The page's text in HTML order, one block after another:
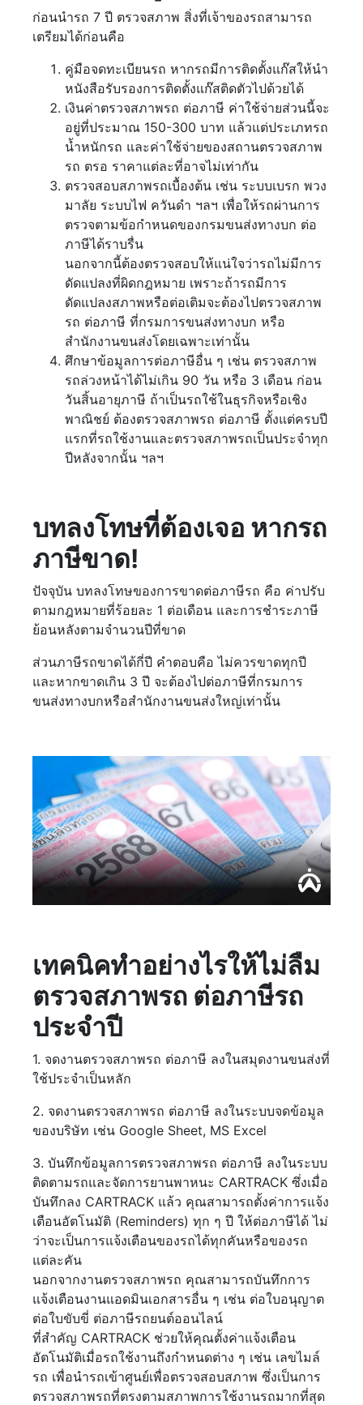
ก่อนนำรถ 7 ปี ตรวจสภาพ สิ่งที่เจ้าของรถสามารถ
เตรียมได้ก่อนคือ
คู่มือจดทะเบียนรถ หากรถมีการติดตั้งแก๊สให้นำ
หนังสือรับรองการติดตั้งแก๊สติดตัวไปด้วยได้
เงินค่าตรวจสภาพรถ ต่อภาษี ค่าใช้จ่ายส่วนนี้จะ
อยู่ที่ประมาณ 150-300 บาท แล้วแต่ประเภทรถ
น้ำหนักรถ และค่าใช้จ่ายของสถานตรวจสภาพ
รถ ตรอ ราคาแต่ละที่อาจไม่เท่ากัน
ตรวจสอบสภาพรถเบื้องต้น เช่น ระบบเบรก พวง
มาลัย ระบบไฟ ควันดำ ฯลฯ เพื่อให้รถผ่านการ
ตรวจตามข้อกำหนดของกรมขนส่งทางบก ต่อ
ภาษีได้ราบรื่น
นอกจากนี้ต้องตรวจสอบให้แน่ใจว่ารถไม่มีการ
ดัดแปลงที่ผิดกฎหมาย เพราะถ้ารถมีการ
ดัดแปลงสภาพหรือต่อเติมจะต้องไปตรวจสภาพ
รถ ต่อภาษี ที่กรมการขนส่งทางบก หรือ
สำนักงานขนส่งโดยเฉพาะเท่านั้น
ศึกษาข้อมูลการต่อภาษีอื่น ๆ เช่น ตรวจสภาพ
รถล่วงหน้าได้ไม่เกิน 90 วัน หรือ 3 เดือน ก่อน
วันสิ้นอายุภาษี ถ้าเป็นรถใช้ในธุรกิจหรือเชิง
พาณิชย์ ต้องตรวจสภาพรถ ต่อภาษี ตั้งแต่ครบปี
แรกที่รถใช้งานและตรวจสภาพรถเป็นประจำทุก
ปีหลังจากนั้น ฯลฯ
บทลงโทษที่ต้องเจอ หากรถ
ภาษีขาด!
ปัจจุบัน บทลงโทษของการขาดต่อภาษีรถ คือ ค่าปรับ
ตามกฎหมายที่ร้อยละ 1 ต่อเดือน และการชำระภาษี
ย้อนหลังตามจำนวนปีที่ขาด
ส่วนภาษีรถขาดได้กี่ปี คำตอบคือ ไม่ควรขาดทุกปี
และหากขาดเกิน 3 ปี จะต้องไปต่อภาษีที่กรมการ
ขนส่งทางบกหรือสำนักงานขนส่งใหญ่เท่านั้น
เทคนิคทำอย่างไรให้ไม่ลืม
ตรวจสภาพรถ ต่อภาษีรถ
ประจำปี
1. จดงานตรวจสภาพรถ ต่อภาษี ลงในสมุดงานขนส่งที่
ใช้ประจำเป็นหลัก
2. จดงานตรวจสภาพรถ ต่อภาษี ลงในระบบจดข้อมูล
ของบริษัท เช่น Google Sheet, MS Excel
3. บันทึกข้อมูลการตรวจสภาพรถ ต่อภาษี ลงในระบบ
ติดตามรถและจัดการยานพาหนะ CARTRACK ซึ่งเมื่อ
บันทึกลง CARTRACK แล้ว คุณสามารถตั้งค่าการแจ้ง
เตือนอัตโนมัติ (Reminders) ทุก ๆ ปี ให้ต่อภาษีได้ ไม่
ว่าจะเป็นการแจ้งเตือนของรถได้ทุกคันหรือของรถ
แต่ละคัน
นอกจากงานตรวจสภาพรถ คุณสามารถบันทึกการ
แจ้งเตือนงานแอดมินเอกสารอื่น ๆ เช่น ต่อใบอนุญาต
ต่อใบขับขี่ ต่อภาษีรถยนต์ออนไลน์
ที่สำคัญ CARTRACK ช่วยให้คุณตั้งค่าแจ้งเตือน
อัตโนมัติเมื่อรถใช้งานถึงกำหนดต่าง ๆ เช่น เลขไมล์
รถ เพื่อนำรถเข้าศูนย์เพื่อตรวจสอบสภาพ ซึ่งเป็นการ
ตรวจสภาพรถที่ตรงตามสภาพการใช้งานรถมากที่สุด